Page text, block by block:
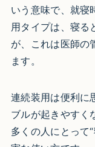
いう意味で、就寝
用タイプは、寝る
が、これは医師の
ます。
連続装用は便利に
ブルが起きやすく
多くの人にとって